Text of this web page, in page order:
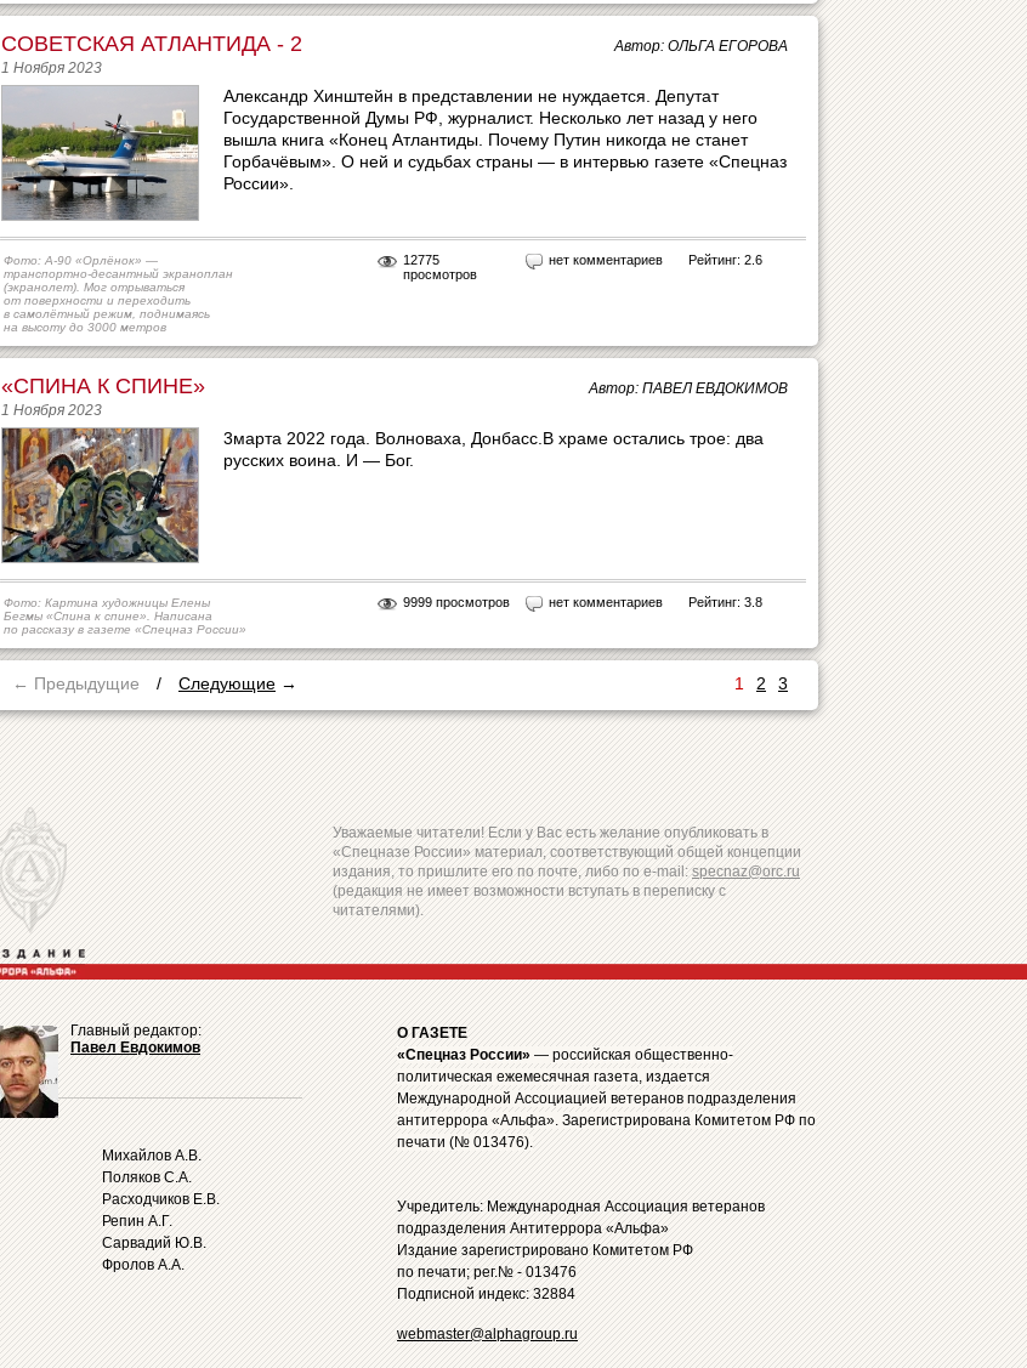
Автор: ОЛЬГА ЕГОРОВА
СОВЕТСКАЯ АТЛАНТИДА - 2
1 Ноября 2023
Александр Хинштейн в представлении не нуждается. Депутат
Государственной Думы РФ, журналист. Несколько лет назад у него
вышла книга «Конец Атлантиды. Почему Путин никогда не станет
Горбачёвым». О ней и судьбах страны — в интервью газете «Спецназ
России».
Фото: А-90 «Орлёнок» —
транспортно-десантный экраноплан
(экранолет). Мог отрываться
от поверхности и переходить
в самолётный режим, поднимаясь
на высоту до 3000 метров
12775
просмотров
нет комментариев Рейтинг: 2.6
Автор: ПАВЕЛ ЕВДОКИМОВ
«СПИНА К СПИНЕ»
1 Ноября 2023
3марта 2022 года. Волноваха, Донбасс.В храме остались трое: два
русских воина. И — Бог.
Фото: Картина художницы Елены
Бегмы «Спина к спине». Написана
по рассказу в газете «Спецназ России»
9999 просмотров нет комментариев Рейтинг: 3.8
← Предыдущие / Следующие → 1 2 3
Уважаемые читатели! Если у Вас есть желание опубликовать в
«Спецназе России» материал, соответствующий общей концепции
издания, то пришлите его по почте, либо по e-mail:specnaz@orc.ru
(редакция не имеет возможности вступать в переписку с
читателями).
Главный редактор:
Павел Евдокимов
Михайлов А.В.
Поляков С.А.
Расходчиков Е.В.
Репин А.Г.
Сарвадий Ю.В.
Фролов А.А.
О ГАЗЕТЕ
«Спецназ России» — российская общественно-
политическая ежемесячная газета, издается
Международной Ассоциацией ветеранов подразделения
антитеррора «Альфа». Зарегистрирована Комитетом РФ по
печати (№ 013476).
Учредитель: Международная Ассоциация ветеранов
подразделения Антитеррора «Альфа»
Издание зарегистрировано Комитетом РФ
по печати; рег.№ - 013476
Подписной индекс: 32884
webmaster@alphagroup.ru